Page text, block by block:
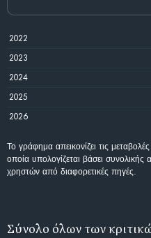
2022
2023
2024
2025
2026
Το γράφημα απεικονίζει τις
οποία υπολογίζεται βάσει
χρηστών από διαφορετικές πηγές.
Σύνολο όλων των